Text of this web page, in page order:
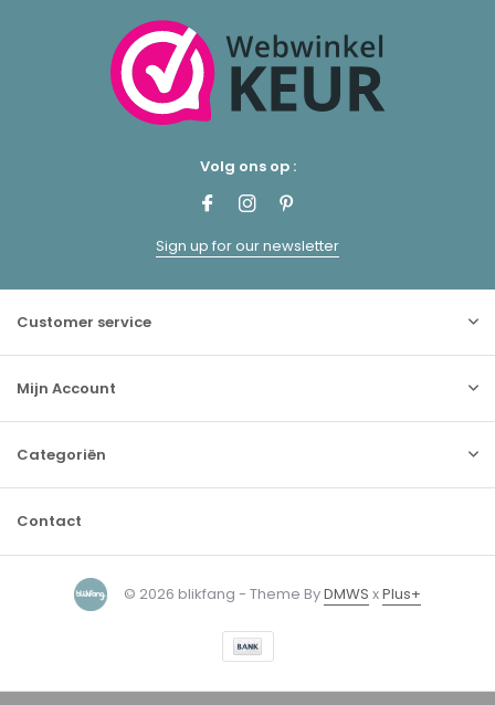
Volg ons op :
Sign up for our newsletter
Customer service
Mijn Account
Categoriën
Contact
© 2026 blikfang - Theme ByDMWS xPlus+